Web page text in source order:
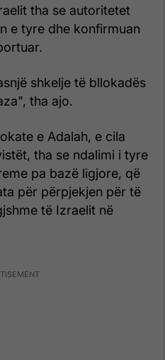
tha se autoritetet
e tyre dhe konfirmuan
shkelje të bllokadës
tha ajo.
e Adalah, e cila
tha se ndalimi i tyre
pa bazë ligjore, që
për përpjekjen për të
të Izraelit në